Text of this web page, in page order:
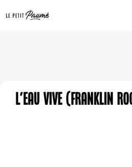
L'eau vive (Franklin